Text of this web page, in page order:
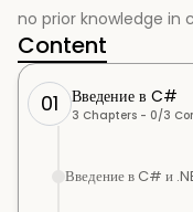
no prior knowledge in
Content
01 Введение в C#
3 Chapters - 0/3
Введение в C# и